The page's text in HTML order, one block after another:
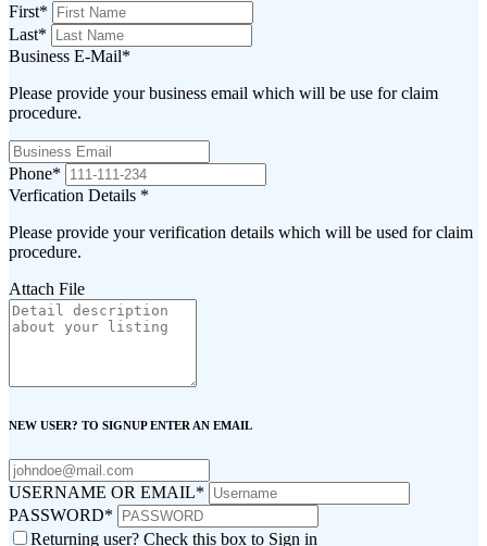
First*
Last*
Business E-Mail*
Please provide your business email which will be use for claim
procedure.
Phone*
Verfication Details *
Please provide your verification details which will be used for claim
procedure.
Attach File
NEW USER? TO SIGNUP ENTER AN EMAIL
USERNAME OR EMAIL*
PASSWORD*
Returning user? Check this box to Sign in